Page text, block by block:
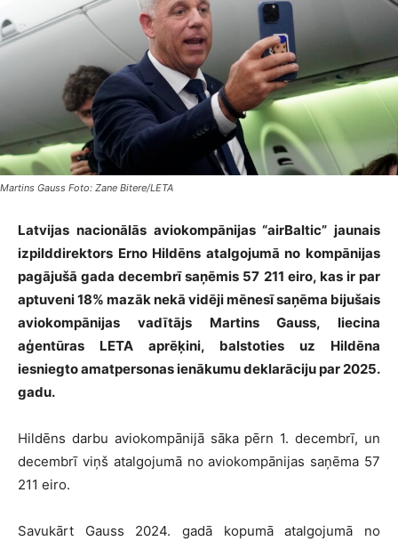
Martins Gauss Foto: Zane Bitere/LETA
Latvijas nacionālās aviokompānijas “airBaltic” jaunais
izpilddirektors Erno Hildēns atalgojumā no kompānijas
pagājušā gada decembrī saņēmis 57 211 eiro, kas ir par
aptuveni 18% mazāk nekā vidēji mēnesī saņēma bijušais
aviokompānijas vadītājs Martins Gauss, liecina
aģentūras LETA aprēķini, balstoties uz Hildēna
iesniegto amatpersonas ienākumu deklarāciju par 2025.
gadu.
Hildēns darbu aviokompānijā sāka pērn 1. decembrī, un
decembrī viņš atalgojumā no aviokompānijas saņēma 57
211 eiro.
Savukārt Gauss 2024. gadā kopumā atalgojumā no